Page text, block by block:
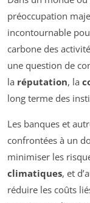
préoccupation
incontournable
carbone des
une question de
la réputation, la
long terme des
Les banques et
confrontées à un
minimiser les
climatiques, et
réduire les coûts